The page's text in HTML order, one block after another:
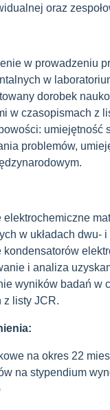
oraz
w prowadzeniu
w
dorobek
w czasopismach z
umiejętność
problemów,
elektrochemiczne
w układach dwu-
kondensatorów
i analiza
wyników badań w
z listy JCR.
na okres 22
na stypendium